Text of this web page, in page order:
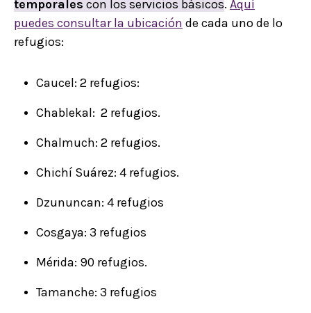
temporales con los servicios básicos. Aquí
puedes consultar la ubicación de cada uno de lo
refugios:
Caucel: 2 refugios:
Chablekal: 2 refugios.
Chalmuch: 2 refugios.
Chichí Suárez: 4 refugios.
Dzununcan: 4 refugios
Cosgaya: 3 refugios
Mérida: 90 refugios.
Tamanche: 3 refugios